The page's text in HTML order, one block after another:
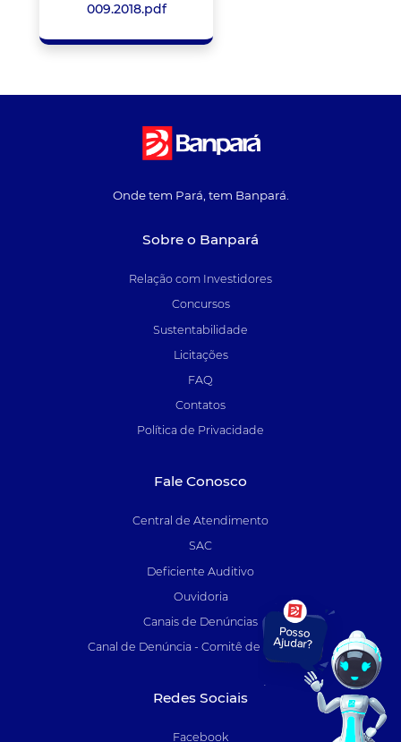
009.2018.pdf
Onde tem Pará, tem Banpará.
Sobre o Banpará
Relação com Investidores
Concursos
Sustentabilidade
Licitações
FAQ
Contatos
Política de Privacidade
Fale Conosco
Central de Atendimento
SAC
Deficiente Auditivo
Ouvidoria
Canais de Denúncias
Canal de Denúncia - Comitê de Auditoria
Redes Sociais
Facebook